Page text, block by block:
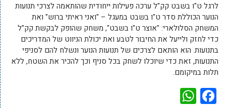
לרגל ט"ו בשבט קק"ל ערכה פעילות ייחודית שהותאמה לצרכי תנועות
הנוער הכוללת סדר ט"ו בשבט במעגל – "ואני ראיתי ברוש" ואת
המשחק הסלולארי: "אוצר ט"ו בשבט", משחק שהופק לבקשת קק"ל
כדי לחזק ולייעל את החיבור לטבע ואת יכולת הניווט של המדריכים
בתנועות. הוא הותאם לצרכים של תנועות הנוער ונשלח להם לסניפי
התנועות, זאת כדי שיוכלו לשחק בכל סניף וכך להכיר את השטח, ללא
תלות במיקומם.
Facebook